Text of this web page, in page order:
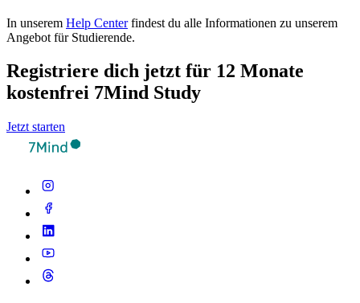
In unserem Help Centerfindest du alle Informationen zu unserem
Angebot für Studierende.
Registriere dich jetzt für 12 Monate
kostenfrei 7Mind Study
Jetzt starten